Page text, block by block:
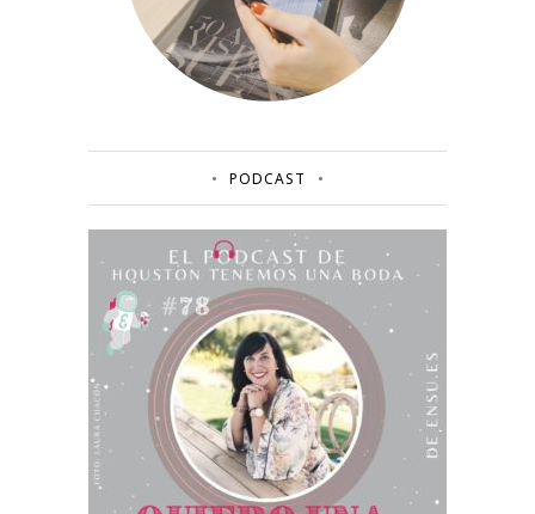
PODCAST